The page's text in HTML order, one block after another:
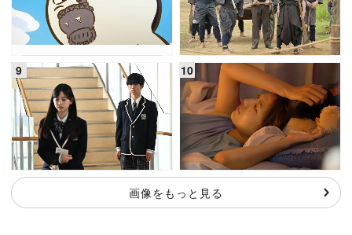
画像をもっと見る